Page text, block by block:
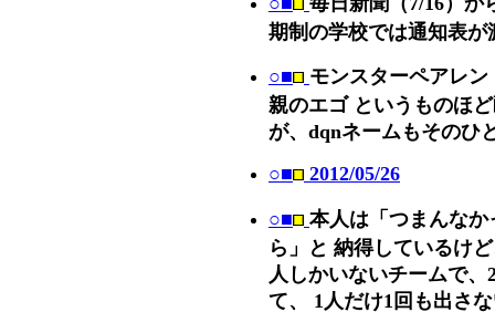
期制の学校では通知表が
○■ モンスターペアレ
親のエゴ というものほ
が、dqnネームもそのひ
○■ 2012/05/26
○■ 本人は「つまんな
ら」と 納得しているけ
人しかいないチームで
て、 1人だけ1回も出さ